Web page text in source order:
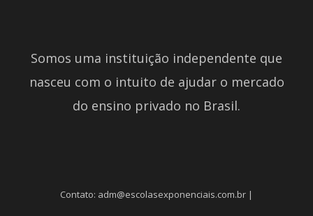
Somos uma instituição independente que
nasceu com o intuito de ajudar o mercado
do ensino privado no Brasil.
Contato: adm@escolasexponenciais.com.br |